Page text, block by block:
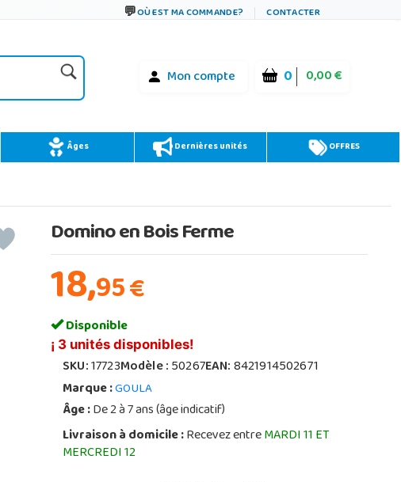
OÙ EST MA COMMANDE? CONTACTER
Mon compte 0 0,00 €
Âges Dernières unités OFFRES
Domino en Bois Ferme
18,95€
Disponible
¡ 3 unités disponibles!
SKU:17723Modèle :50267EAN:8421914502671
Marque :GOULA
Âge :De 2 à 7 ans (âge indicatif)
Livraison à domicile :Recevez entreMARDI 11 ET
MERCREDI 12